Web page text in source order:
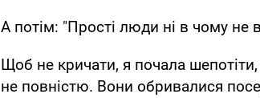
А потім: "Прості люди ні в чому не
Щоб не кричати, я почала
не повністю. Вони обривалися